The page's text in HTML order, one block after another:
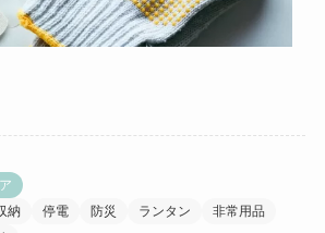
納 停電 防災 ランタン
非常用品